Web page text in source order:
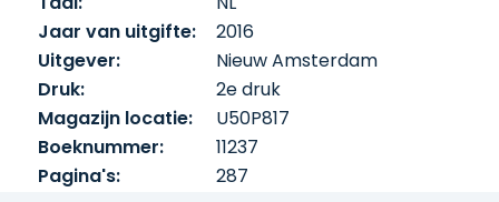
Jaar van uitgifte:
2016
Uitgever:
Nieuw Amsterdam
Druk:
2e druk
Magazijn locatie:
U50P817
Boeknummer:
11237
Pagina's:
287